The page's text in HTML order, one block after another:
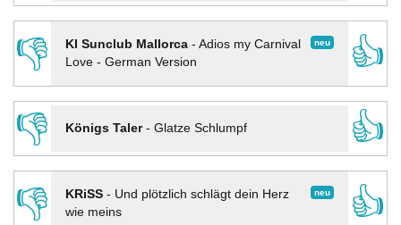
👎
neu
KI Sunclub Mallorca- Adios my Carnival
Love - German Version
👍
👎
Königs Taler- Glatze Schlumpf
👍
👎
neu
KRiSS- Und plötzlich schlägt dein Herz
wie meins
👍